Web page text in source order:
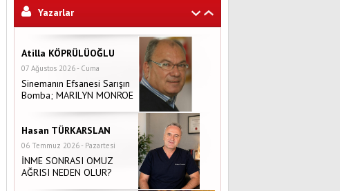
Yazarlar
Atilla KÖPRÜLÜOĞLU
07 Ağustos 2026 - Cuma
Sinemanın Efsanesi Sarışın
Bomba; MARILYN MONROE
Hasan TÜRKARSLAN
06 Temmuz 2026 - Pazartesi
İNME SONRASI OMUZ
AĞRISI NEDEN OLUR?